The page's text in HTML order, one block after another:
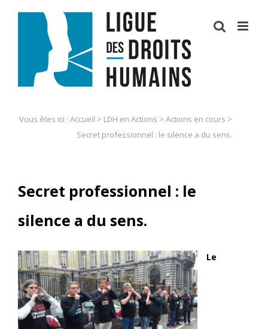
Vous êtes ici : Accueil > LDH en Actions > Actions en cours >
Secret professionnel : le silence a du sens.
Secret professionnel : le
silence a du sens.
Le